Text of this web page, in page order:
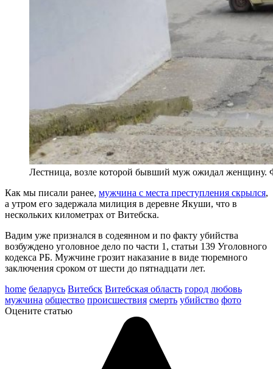
Лестница, возле которой бывший муж ожидал женщину.
Как мы писали ранее, мужчина с места преступления скрылся,
а утром его задержала милиция в деревне Якуши, что в
нескольких километрах от Витебска.
Вадим уже признался в содеянном и по факту убийства
возбуждено уголовное дело по части 1, статьи 139 Уголовного
кодекса РБ. Мужчине грозит наказание в виде тюремного
заключения сроком от шести до пятнадцати лет.
home беларусь Витебск Витебская область город любовь
мужчина общество происшествия смерть убийство фото
Оцените статью